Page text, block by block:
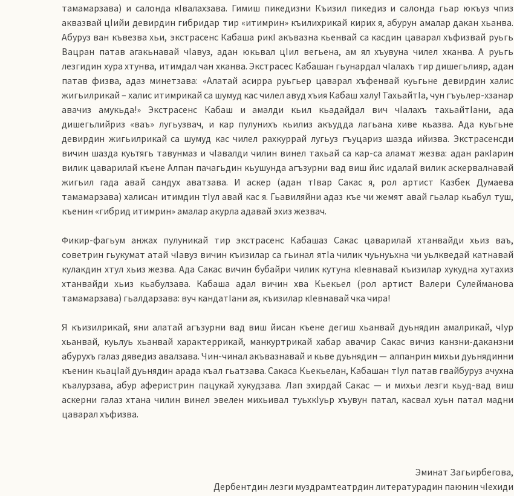
тамамарзава) и салонда кIвалахзава. Гимиш пикедизни Къизил пикедиз и салонда гьар юкъуз чпиз
аквазвай цIийи девирдин гибридар тир «итимрин» къилихрикай кирих я, абурун амалар дакан хьанва.
Абуруз ван къвезва хьи, экстрасенс Кабаша рикI акъвазна кьенвай са касдин цаварал хъфизвай руьгь
Вацран патав агакьнавай чIавуз, адан юкьвал цIил вегьена, ам ял хъувуна чилел хканва. А руьгь
лезгидин хура хтунва, итимдал чан хканва. Экстрасес Кабашан гьунардал чIалахъ тир дишегьлияр, адан
патав физва, адаз минетзава: «Алатай асирра руьгьер цаварал хъфенвай куьгьне девирдин халис
жигьилрикай – халис итимрикай са шумуд кас чилел авуд хъия Кабаш халу! ТахьайтIа, чун гъуьлер-хзанар
авачиз амукьда!» Экстрасенс Кабаш и амалди кьил кьадайдал вич чIалахъ тахьайтIани, ада
дишегьлийриз «ваъ» лугьузвач, и кар пулунихъ кьилиз акъудда лагьана хиве кьазва. Ада куьгьне
девирдин жигьилрикай са шумуд кас чилел рахкуррай лугьуз гъуцариз шазда ийизва. Экстрасенсди
вичин шазда куьтягь тавунмаз и чIавалди чилин винел тахьай са кар-са аламат жезва: адан ракIарин
вилик цаварилай къене Алпан пачагьдин кьушунда агъзурни вад виш йис идалай вилик аскервалнавай
жигьил гада авай сандух аватзава. И аскер (адан тIвар Сакас я, рол артист Казбек Думаева
тамамарзава) халисан итимдин тIул авай кас я. Гьавиляйни адаз къе чи жемят авай гьалар кьабул туш,
къенин «гибрид итимрин» амалар акурла адавай эхиз жезвач.
Фикир-фагьум анжах пулуникай тир экстрасенс Кабашаз Сакас цаварилай хтанвайди хьиз ваъ,
советрин гьукумат атай чIавуз вичин къизилар са гьинал ятIа чилик чуьнуьхна чи уьлкведай катнавай
кулакдин хтул хьиз жезва. Ада Сакас вичин бубайри чилик кутуна кIевнавай къизилар хукудна хутахиз
хтанвайди хьиз кьабулзава. Кабаша адал вичин хва Кьекьел (рол артист Валери Сулейманова
тамамарзава) гьалдарзава: вуч кандатIани ая, къизилар кIевнавай чка чира!
Я къизилрикай, яни алатай агъзурни вад виш йисан къене дегиш хьанвай дуьнядин амалрикай, чIур
хьанвай, куьлуь хьанвай характеррикай, манкуртрикай хабар авачир Сакас вичиз канзни-даканзни
абурухъ галаз дяведиз авалзава. Чин-чинал акъвазнавай и кьве дуьнядин — алпанрин михьи дуьнядинни
къенин кьацIай дуьнядин арада къал гьатзава. Сакаса Кьекьелан, Кабашан тIул патав гвайбуруз ачухна
къалурзава, абур аферистрин пацукай хукудзава. Лап эхирдай Сакас — и михьи лезги кьуд-вад виш
аскерни галаз хтана чилин винел эвелен михьивал туьхкIуьр хъувун патал, касвал хуьн патал мадни
цаварал хъфизва.
Эминат Загьирбегова,
Дербентдин лезги муздрамтеатрдин литературадин паюнин чIехиди